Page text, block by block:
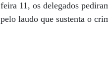
feira 11, os delegados
pelo laudo que sustenta o